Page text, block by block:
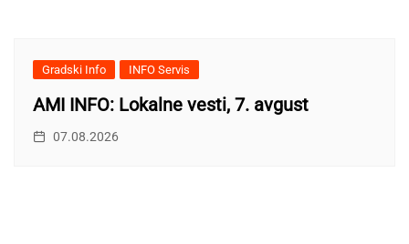
Gradski Info INFO Servis
AMI INFO: Lokalne vesti, 7. avgust
07.08.2026